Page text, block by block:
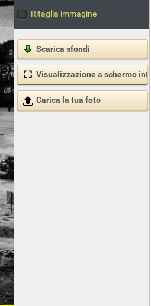
Ritaglia immagine
Scarica sfondi
Visualizzazione a schermo
Carica la tua foto